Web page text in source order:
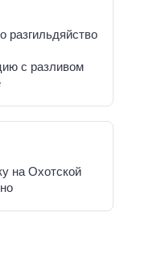
разгильдяйство
с разливом
на Охотской